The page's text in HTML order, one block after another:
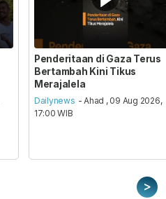
Penderitaan di Gaza Terus
Bertambah Kini Tikus
Merajalela
Dailynews - Ahad , 09 Aug 2026,
17:00 WIB
>